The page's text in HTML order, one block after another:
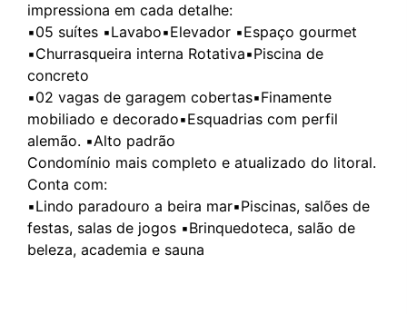
impressiona em cada detalhe:
▪️05 suítes ▪️Lavabo▪️⁠Elevador ▪️⁠Espaço gourmet
▪️⁠Churrasqueira interna Rotativa▪️⁠Piscina de
concreto
▪️⁠02 vagas de garagem cobertas▪️⁠Finamente
mobiliado e decorado▪️⁠Esquadrias com perfil
alemão. ▪️⁠Alto padrão
Condomínio mais completo e atualizado do litoral.
Conta com:
▪️Lindo paradouro a beira mar▪️Piscinas, salões de
festas, salas de jogos ▪️Brinquedoteca, salão de